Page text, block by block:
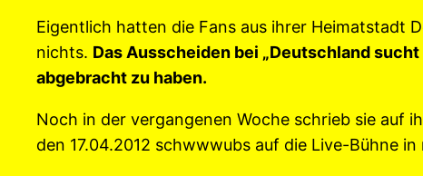
Eigentlich hatten die Fans aus ihrer Heimatstadt
nichts. Das Ausscheiden bei „Deutschland
abgebracht zu haben.
Noch in der vergangenen Woche schrieb sie auf
den 17.04.2012 schwwwubs auf die Live-Bühne